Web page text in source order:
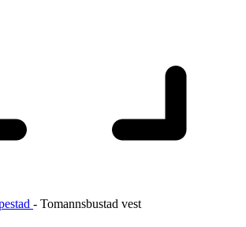
- Tomannsbustad vest